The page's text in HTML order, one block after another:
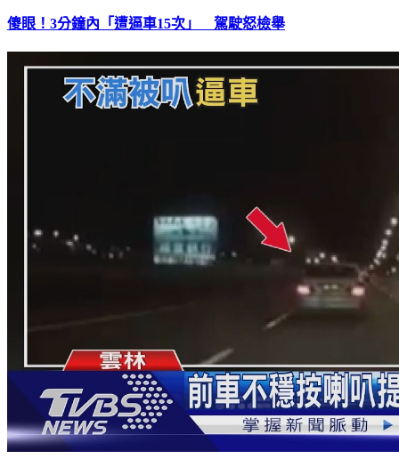
傻眼！3分鐘內「遭逼車15次」 駕駛怒檢舉